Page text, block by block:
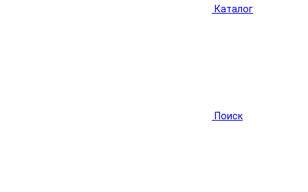
Каталог
Поиск